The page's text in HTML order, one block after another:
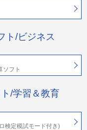
ト/ビジネス
ソフト
/学習＆教育
検定模試モード付き)